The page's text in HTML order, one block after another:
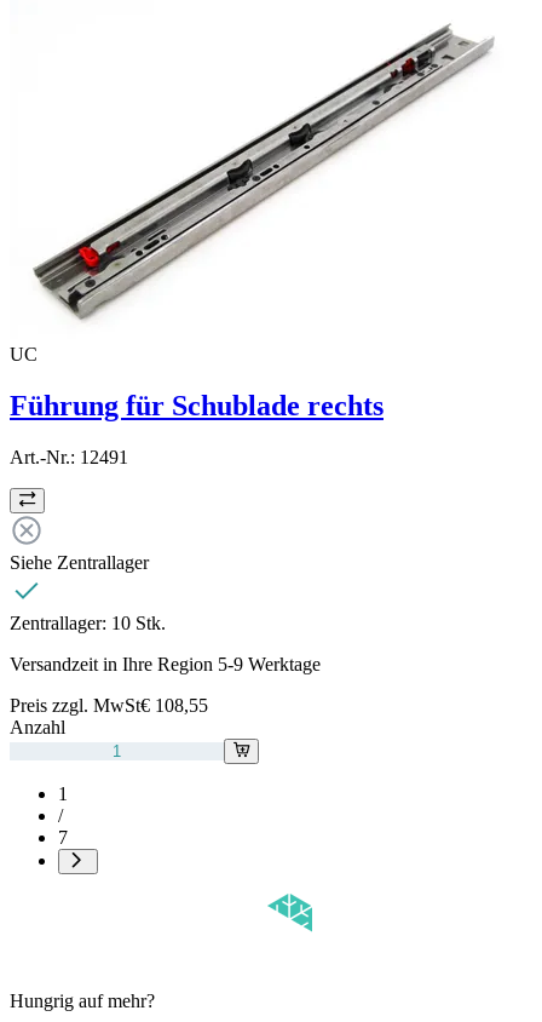
UC
Führung für Schublade rechts
Art.-Nr.: 12491
Siehe Zentrallager
Zentrallager: 10 Stk.
Versandzeit in Ihre Region 5-9 Werktage
Preis zzgl. MwSt€ 108,55
Anzahl
1
/
7
Hungrig auf mehr?